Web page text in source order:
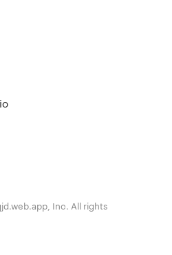
Inc. All rights